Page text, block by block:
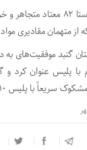
وی افزود: در همین راستا
از متهمان مقادیری
گنبد موفقیت‌های
با پلیس عنوان کرد
پلیس ۱۱۰ ارتباط برقرار کنند.